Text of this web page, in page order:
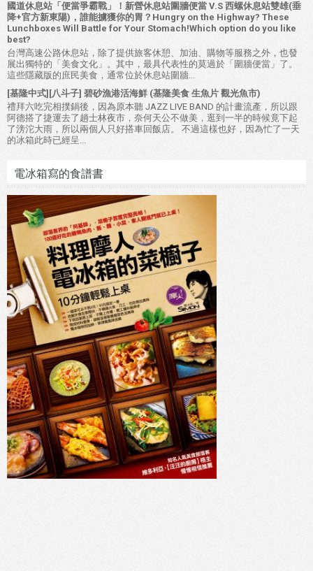
國道休息站「便當爭霸戰」！新營休息站圍牆便當 V.S 西螺休息站雙雄(垂
降+官方新東陽)，誰能擄獲你的胃？Hungry on the Highway? These
Lunchboxes Will Battle for Your Stomach!Which option do you like
best?
台灣高速公路休息站，除了提供旅客休憩、加油、購物等服務之外，也發
展出獨特的「美食文化」。其中，最具代表性的莫過於「圍牆便當」了。
這些隱藏版的庶民美食，通常位於休息站圍牆...
[基隆中式][八斗子] 碧砂漁港活海鮮 (基隆美食 生魚片 觀光魚市)
禮拜六吃完相撲鍋後，因為原本聽 JAZZ LIVE BAND 的計畫流產，所以跟
阿德搭了捷運去了趟士林夜市，奈何天公不做美，逛到一半的時候竟下起
了滂沱大雨，所以兩個人只好搭車回飯店。 不過這樣也好，因為忙了一天
的冰箱此時已經呈...
電冰箱寫的食譜書